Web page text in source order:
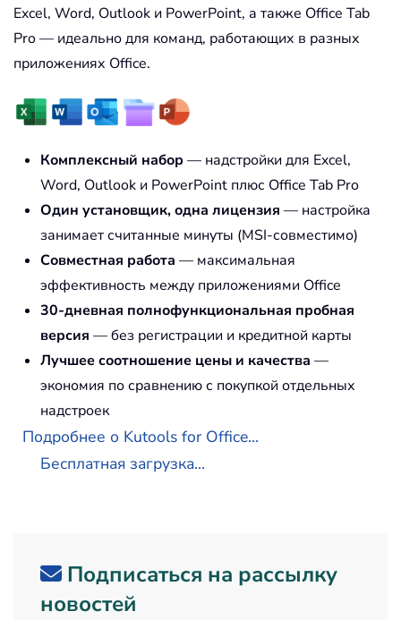
Excel, Word, Outlook и PowerPoint, а также Office Tab
Pro — идеально для команд, работающих в разных
приложениях Office.
Комплексный набор — надстройки для Excel,
Word, Outlook и PowerPoint плюс Office Tab Pro
Один установщик, одна лицензия — настройка
занимает считанные минуты (MSI-совместимо)
Совместная работа — максимальная
эффективность между приложениями Office
30-дневная полнофункциональная пробная
версия — без регистрации и кредитной карты
Лучшее соотношение цены и качества —
экономия по сравнению с покупкой отдельных
надстроек
Подробнее о Kutools for Office...
Бесплатная загрузка...
Подписаться на рассылку
новостей